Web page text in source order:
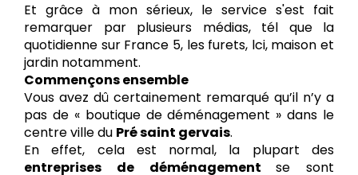
Et grâce à mon sérieux, le service s'est fait
remarquer par plusieurs médias, tél que la
quotidienne sur France 5, les furets, lci, maison et
jardin notamment.
Commençons ensemble
Vous avez dû certainement remarqué qu’il n’y a
pas de « boutique de déménagement » dans le
centre ville du Pré saint gervais.
En effet, cela est normal, la plupart des
entreprises de déménagementse sont